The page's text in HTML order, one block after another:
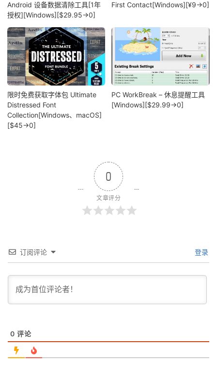
Android 设备数据清除工具[1年
授权][Windows][$29.95→0]
First Contact[Windows][¥9→0]
限时免费获取字体包 Ultimate
Distressed Font
Collection[Windows、macOS]
[$45→0]
PC WorkBreak – 休息提醒工具
[Windows][$29.99→0]
0
文章评分
订阅评论 登录
0 评论